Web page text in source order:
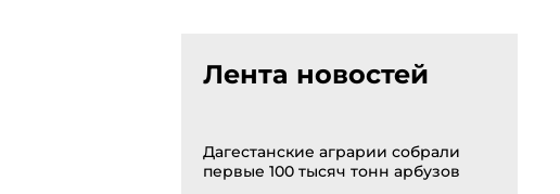
Лента новостей
Дагестанские аграрии собрали
первые 100 тысяч тонн арбузов